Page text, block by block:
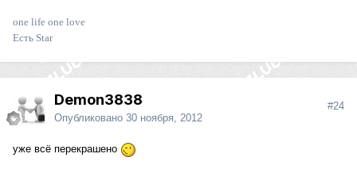
one life one love
Есть Star
Demon3838
Опубликовано 30 ноября, 2012
#24
уже всё перекрашено